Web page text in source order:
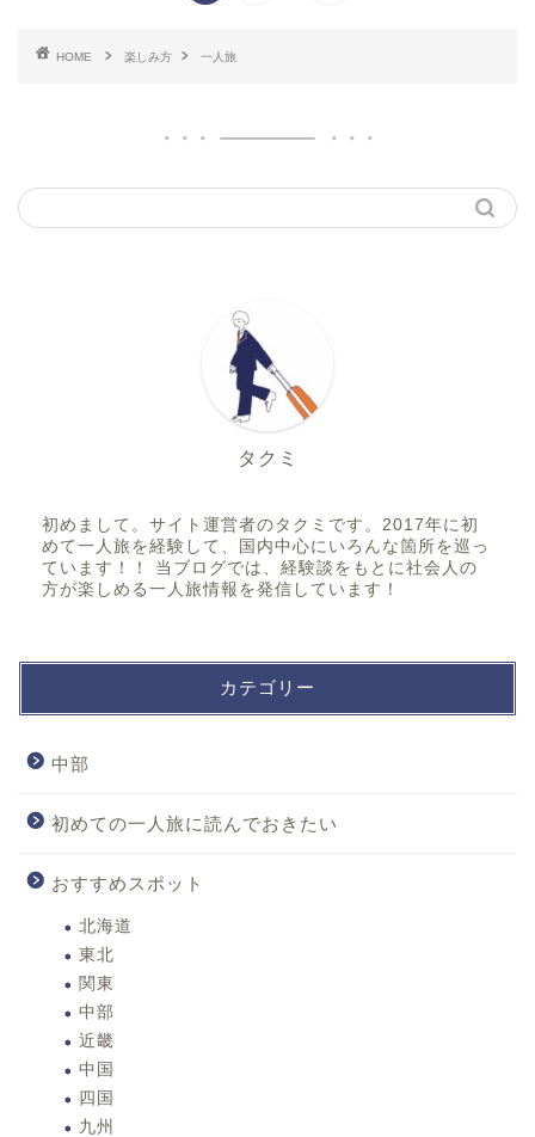
HOME 楽しみ方 一人旅
タクミ
初めまして。サイト運営者のタクミです。2017年に初
めて一人旅を経験して、国内中心にいろんな箇所を巡っ
ています！！ 当ブログでは、経験談をもとに社会人の
方が楽しめる一人旅情報を発信しています！
カテゴリー
中部
初めての一人旅に読んでおきたい
おすすめスポット
北海道
東北
関東
中部
近畿
中国
四国
九州